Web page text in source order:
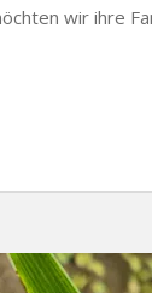
wir ihre